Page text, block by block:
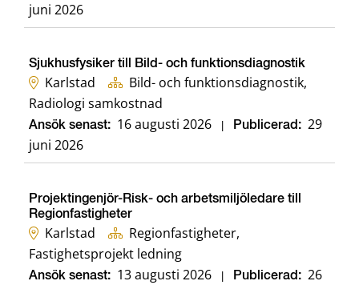
juni 2026
Sjukhusfysiker till Bild- och funktionsdiagnostik
Karlstad
Bild- och funktionsdiagnostik,
Radiologi samkostnad
Ansök senast: 16 augusti 2026 Publicerad: 29
juni 2026
Projektingenjör-Risk- och arbetsmiljöledare till
Regionfastigheter
Karlstad
Regionfastigheter,
Fastighetsprojekt ledning
Ansök senast: 13 augusti 2026 Publicerad: 26